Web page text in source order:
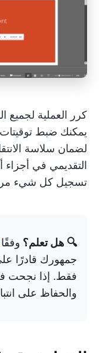
كرر العملية لجميع
لضمان سلاسة
التقديمي في أجزاء
تسجيل كل شيء
🔍 هل تعلم؟ وفقًا
جمهورك قادرًا
فقط. إذا نجحت
والحفاظ على